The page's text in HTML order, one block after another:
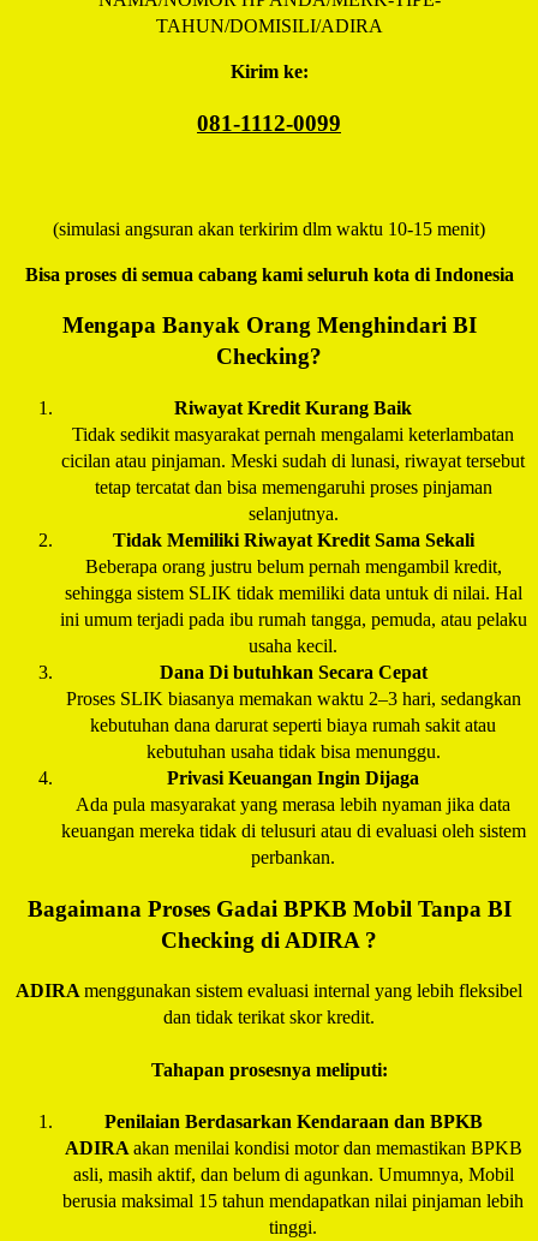
TAHUN/DOMISILI/ADIRA
Kirim ke:
081-1112-0099
(simulasi angsuran akan terkirim dlm waktu 10-15 menit)
Bisa proses di semua cabang kami seluruh kota di Indonesia
Mengapa Banyak Orang Menghindari BI
Checking?
Riwayat Kredit Kurang Baik
Tidak sedikit masyarakat pernah mengalami keterlambatan
cicilan atau pinjaman. Meski sudah di lunasi, riwayat tersebut
tetap tercatat dan bisa memengaruhi proses pinjaman
selanjutnya.
Tidak Memiliki Riwayat Kredit Sama Sekali
Beberapa orang justru belum pernah mengambil kredit,
sehingga sistem SLIK tidak memiliki data untuk di nilai. Hal
ini umum terjadi pada ibu rumah tangga, pemuda, atau pelaku
usaha kecil.
Dana Di butuhkan Secara Cepat
Proses SLIK biasanya memakan waktu 2–3 hari, sedangkan
kebutuhan dana darurat seperti biaya rumah sakit atau
kebutuhan usaha tidak bisa menunggu.
Privasi Keuangan Ingin Dijaga
Ada pula masyarakat yang merasa lebih nyaman jika data
keuangan mereka tidak di telusuri atau di evaluasi oleh sistem
perbankan.
Bagaimana Proses Gadai BPKB Mobil Tanpa BI
Checking di ADIRA ?
ADIRAmenggunakan sistem evaluasi internal yang lebih fleksibel
dan tidak terikat skor kredit.
Tahapan prosesnya meliputi:
Penilaian Berdasarkan Kendaraan dan BPKB
ADIRA akan menilai kondisi motor dan memastikan BPKB
asli, masih aktif, dan belum di agunkan. Umumnya, Mobil
berusia maksimal 15 tahun mendapatkan nilai pinjaman lebih
tinggi.